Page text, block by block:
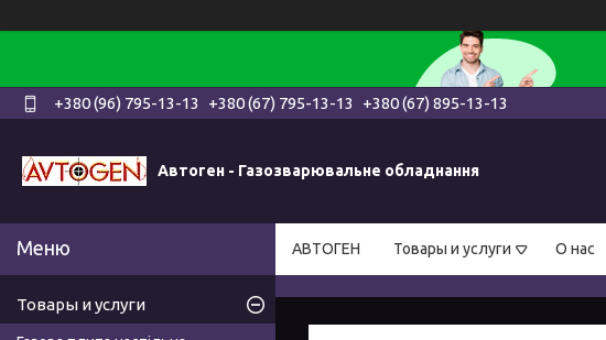
+380 (96) 795-13-13 +380 (67) 795-13-13 +380 (67) 895-13-13
Автоген - Газозварювальне обладнання
АВТОГЕН Товары и услуги О нас
Товары и услуги